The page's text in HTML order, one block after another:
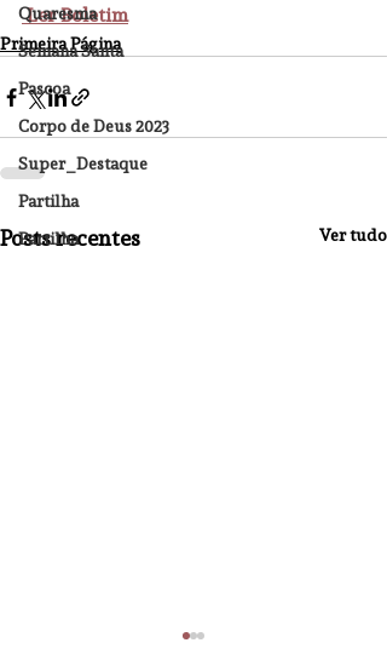
Quaresma
Semana Santa
Pascoa
Corpo de Deus 2023
Super_Destaque
Partilha
Partilha
Ler Boletim
Primeira Página
Posts recentes Ver tudo